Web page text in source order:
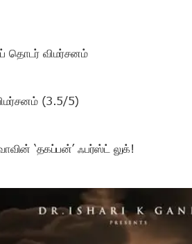
தொடர் விமர்சனம்
(3.5/5)
‘தகப்பன்’ ஃபர்ஸ்ட் லுக்!